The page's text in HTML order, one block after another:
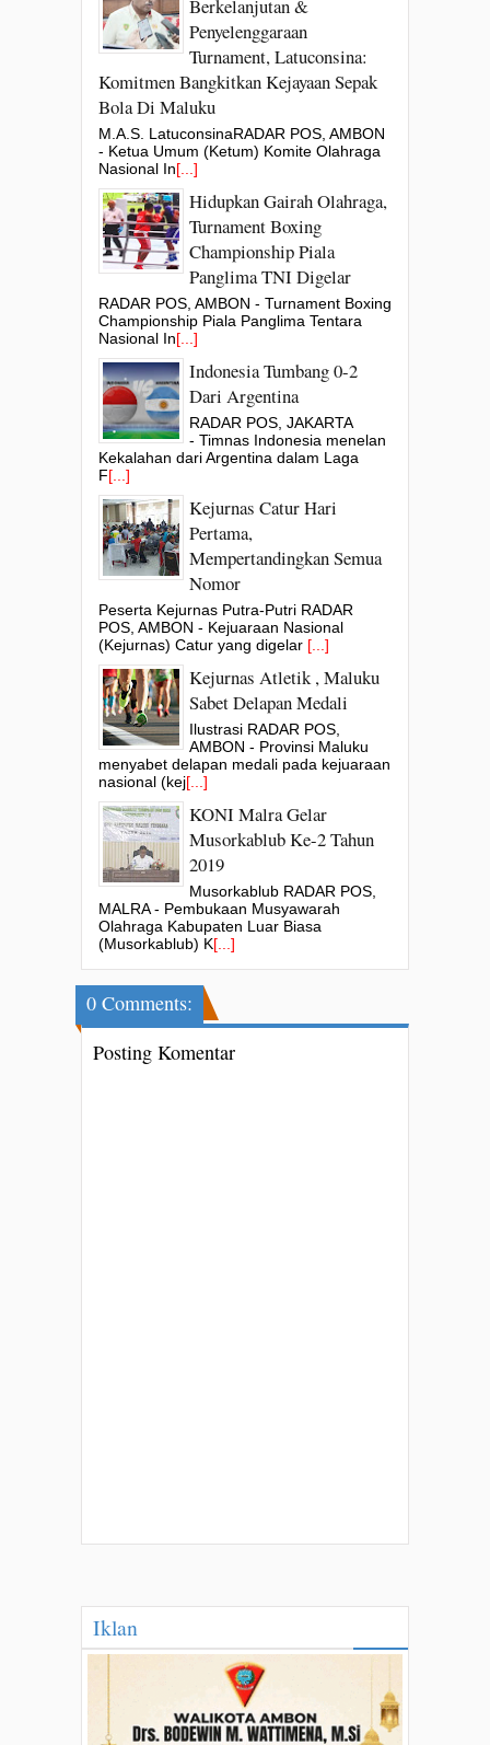
Berkelanjutan &
Penyelenggaraan
Turnament, Latuconsina:
Komitmen Bangkitkan Kejayaan Sepak
Bola Di Maluku
M.A.S. LatuconsinaRADAR POS, AMBON
- Ketua Umum (Ketum) Komite Olahraga
Nasional In[...]
Hidupkan Gairah Olahraga,
Turnament Boxing
Championship Piala
Panglima TNI Digelar
RADAR POS, AMBON - Turnament Boxing
Championship Piala Panglima Tentara
Nasional In[...]
Indonesia Tumbang 0-2
Dari Argentina
RADAR POS, JAKARTA
- Timnas Indonesia menelan
Kekalahan dari Argentina dalam Laga
F[...]
Kejurnas Catur Hari
Pertama,
Mempertandingkan Semua
Nomor
Peserta Kejurnas Putra-Putri RADAR
POS, AMBON - Kejuaraan Nasional
(Kejurnas) Catur yang digelar [...]
Kejurnas Atletik , Maluku
Sabet Delapan Medali
Ilustrasi RADAR POS,
AMBON - Provinsi Maluku
menyabet delapan medali pada kejuaraan
nasional (kej[...]
KONI Malra Gelar
Musorkablub Ke-2 Tahun
2019
Musorkablub RADAR POS,
MALRA - Pembukaan Musyawarah
Olahraga Kabupaten Luar Biasa
(Musorkablub) K[...]
0 Comments:
Posting Komentar
Iklan